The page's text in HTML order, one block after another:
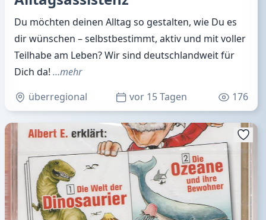
Du möchten deinen Alltag so gestalten, wie Du es
dir wünschen – selbstbestimmt, aktiv und mit voller
Teilhabe am Leben? Wir sind deutschlandweit für
Dich da! …mehr
überregional
vor 15 Tagen 176